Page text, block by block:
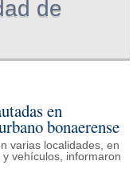
de
en
bonaerense
varias localidades, en
vehículos, informaron